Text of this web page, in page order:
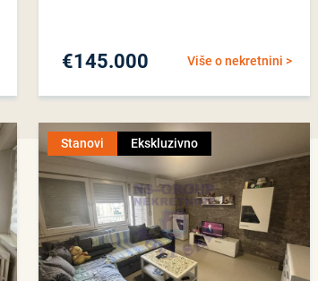
Više o nekretnini >
€145.000
Stanovi Ekskluzivno